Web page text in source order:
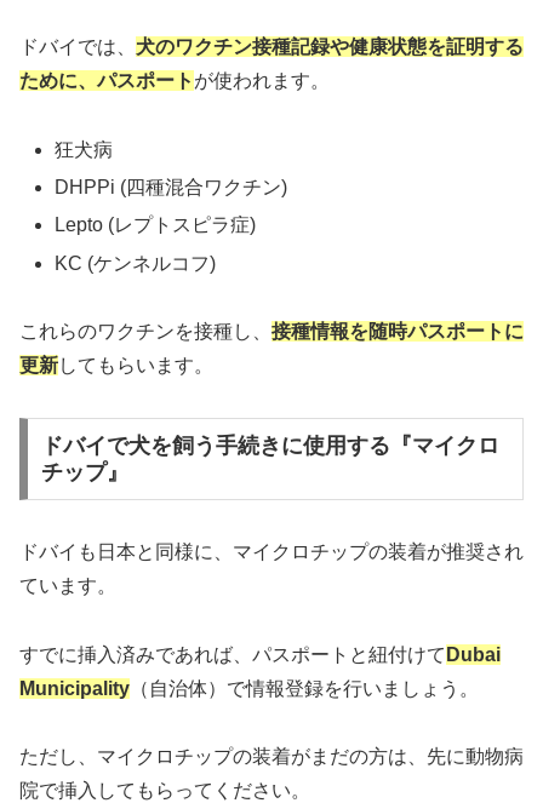
ドバイでは、 犬のワクチン接種記録や健康状態を証明する
ために、パスポート が使われます。
狂犬病
DHPPi (四種混合ワクチン)
Lepto (レプトスピラ症)
KC (ケンネルコフ)
これらのワクチンを接種し、 接種情報を随時パスポートに
更新してもらいます。
ドバイで犬を飼う手続きに使用する『マイクロ
チップ』
ドバイも日本と同様に、マイクロチップの装着が推奨され
ています。
すでに挿入済みであれば、パスポートと紐付けて Dubai
Municipality （自治体）で情報登録を行いましょう。
ただし、マイクロチップの装着がまだの方は、先に動物病
院で挿入してもらってください。